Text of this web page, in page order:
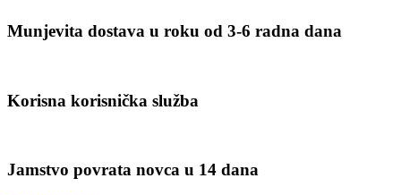
Munjevita dostava u roku od 3-6 radna dana
Korisna korisnička služba
Jamstvo povrata novca u 14 dana